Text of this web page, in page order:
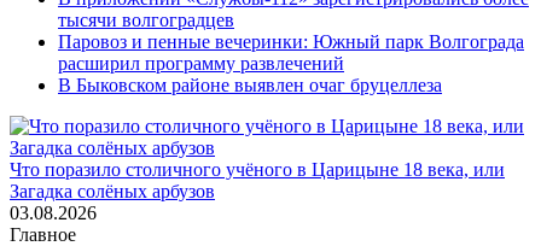
тысячи волгоградцев
Паровоз и пенные вечеринки: Южный парк Волгограда
расширил программу развлечений
В Быковском районе выявлен очаг бруцеллеза
Что поразило столичного учёного в Царицыне 18 века, или
Загадка солёных арбузов
03.08.2026
Главное